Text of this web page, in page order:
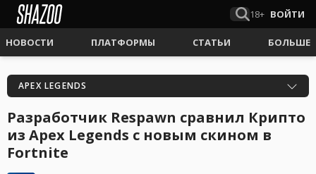
18+ ВОЙТИ
НОВОСТИ ПЛАТФОРМЫ СТАТЬИ БОЛЬШЕ
APEX LEGENDS
Разработчик Respawn сравнил Крипто
из Apex Legends с новым скином в
Fortnite